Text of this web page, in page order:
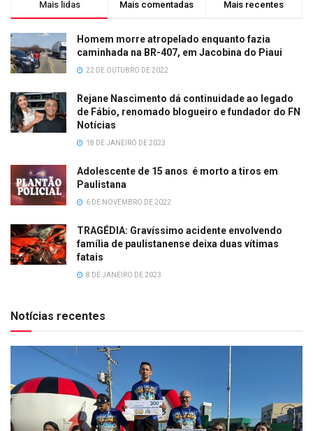
Mais lidas Mais comentadas Mais recentes
Homem morre atropelado enquanto fazia
caminhada na BR-407, em Jacobina do Piaui
22 DE OUTUBRO DE 2022
Rejane Nascimento dá continuidade ao legado
de Fábio, renomado blogueiro e fundador do FN
Notícias
18 DE JANEIRO DE 2023
Adolescente de 15 anos é morto a tiros em
Paulistana
6 DE NOVEMBRO DE 2022
TRAGÉDIA: Gravíssimo acidente envolvendo
família de paulistanense deixa duas vítimas
fatais
8 DE JANEIRO DE 2023
Notícias recentes